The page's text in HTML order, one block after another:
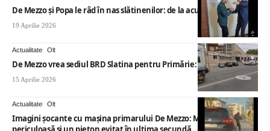
De Mezzo și Popa le râd în nas slătinenilor: de la acuzații, la alianță
19 Aprilie 2026
Actualitate Olt
De Mezzo vrea sediul BRD Slatina pentru Primărie: 1,1 mil €
15 Aprilie 2026
Actualitate Olt
Imagini șocante cu mașina primarului De Mezzo: Manevră